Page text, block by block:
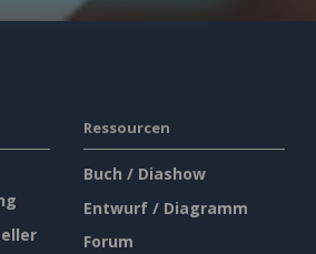
Ressourcen
Buch / Diashow
Entwurf / Diagramm
Forum